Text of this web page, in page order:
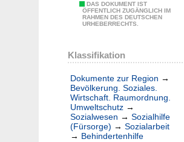
DAS DOKUMENT IST
ÖFFENTLICH ZUGÄNGLICH IM
RAHMEN DES DEUTSCHEN
URHEBERRECHTS.
Klassifikation
Dokumente zur Region →
Bevölkerung. Soziales.
Wirtschaft. Raumordnung.
Umweltschutz →
Sozialwesen → Sozialhilfe
(Fürsorge) → Sozialarbeit
→ Behindertenhilfe